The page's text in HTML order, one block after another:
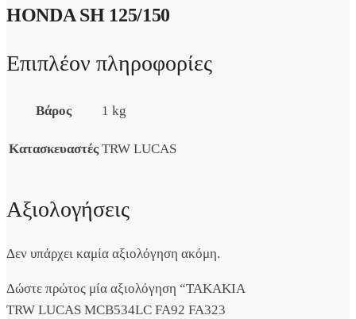
HONDA SH 125/150
Επιπλέον πληροφορίες
Βάρος 1 kg
Κατασκευαστές TRW LUCAS
Αξιολογήσεις
Δεν υπάρχει καμία αξιολόγηση ακόμη.
Δώστε πρώτος μία αξιολόγηση “ΤΑΚΑΚΙΑ
TRW LUCAS MCB534LC FA92 FA323